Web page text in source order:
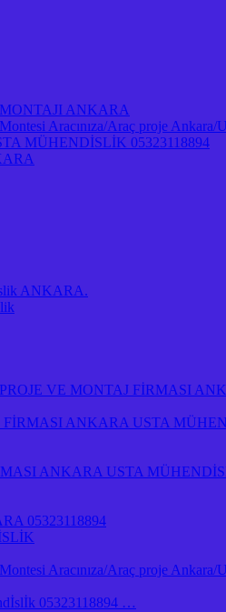
ANKARA
Aracınıza/Araç proje Ankara/
MÜHENDİSLİK 05323118894
ANKARA.
VE MONTAJ FİRMASI
ANKARA USTA
ANKARA USTA
05323118894
Aracınıza/Araç proje
05323118894 …